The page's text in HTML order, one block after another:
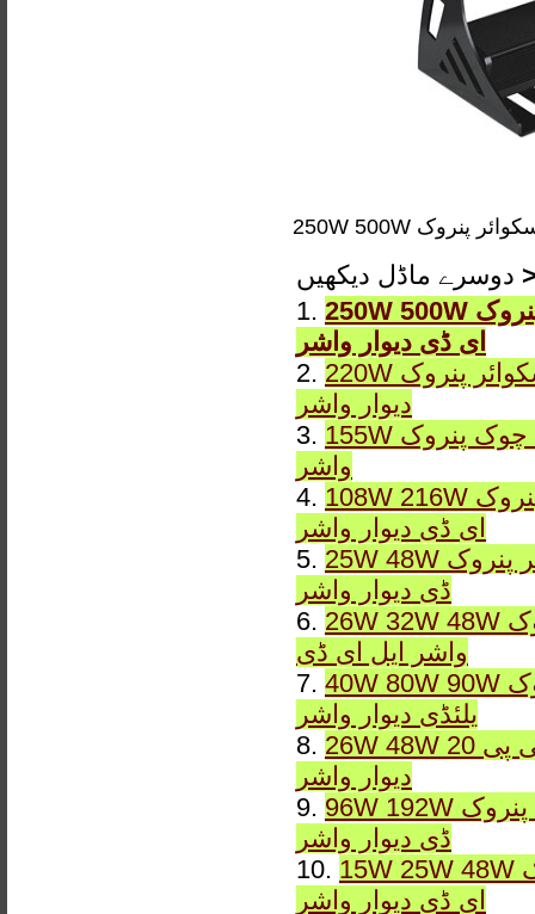
1. 250W 500W اسکوائر پنروک IP65 DMX آرجیبی یا مستحکم LWW-10 ایل
ای ڈی دیوار واشر
2. 220W اسکوائر پنروک IP65 DMX آرجیبی یا مستحکم LWW-9 ایل ای ڈی
دیوار واشر
3. 155W چوک پنروک IP65 DMX آرجیبی یا مستحکم LWW-8 ایل ای ڈی دیوار
واشر
4. 108W 216W اسکوائر پنروک IP65 DMX آرجیبی یا مستحکم LWW-7 ایل
ای ڈی دیوار واشر
5. 25W 48W اسکوائر پنروک IP65 DMX آرجیبی یا مستحکم LWW-6 ایل ای
ڈی دیوار واشر
6. 26W 32W 48W لکیری پنروک IP65 DMX آرجیبی یا مستحکم LWW-5 دیوار
واشر ایل ای ڈی
7. 40W 80W 90W لکیری پنروک IP65 DMX آرجیبی یا مستحکم LWW-4
یلئڈی دیوار واشر
8. 26W 48W لینکر آئی پی 20 DMX آرجیبی یا مستحکم LWW-3 ایل ای ڈی
دیوار واشر
9. 96W 192W لکیری پنروک IP65 DMX آرجیبی یا مستحکم LWW-2 ایل ای
ڈی دیوار واشر
10. 15W 25W 48W لکیری پنروک IP65 DMX آرجیبی یا مستحکم LWW-1 ایل
ای ڈی دیوار واشر